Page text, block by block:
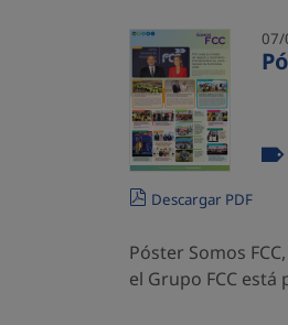
07/
Descargar PDF
Póster Somos
el Grupo FCC está